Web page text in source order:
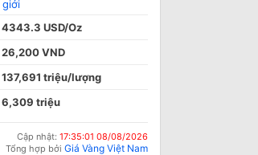
giới
4343.3 USD/Oz
26,200 VND
137,691 triệu/lượng
6,309 triệu
Cập nhật: 17:35:01 08/08/2026
Tổng hợp bởi Giá Vàng Việt Nam